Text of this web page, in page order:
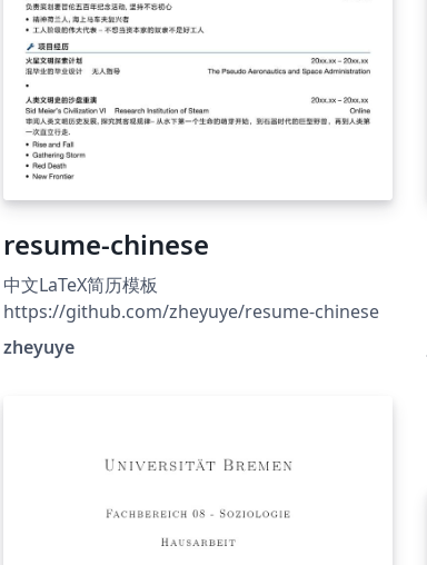
resume-chinese
中文LaTeX简历模板
https://github.com/zheyuye/resume-chinese
zheyuye